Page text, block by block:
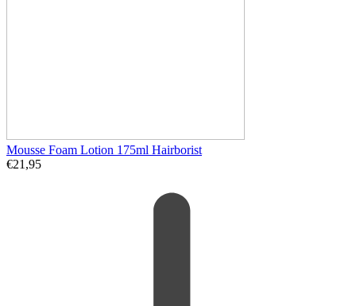
Mousse Foam Lotion 175ml Hairborist
€21,95